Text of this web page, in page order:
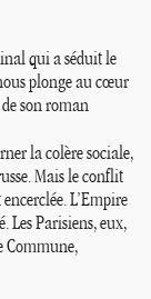
qui a séduit le
plonge au cœur
son roman
la colère sociale,
Mais le conflit
L’Empire
Les Parisiens, eux,
Commune,